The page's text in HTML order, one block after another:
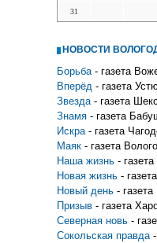
31
НОВОСТИ
Борьба - газета
Вперёд - газета
Звезда - газета
Знамя - газета
Искра - газета
Маяк - газета
Наша жизнь -
Новая жизнь -
Новый день -
Призыв - газета
Северная новь -
Сокольская правда